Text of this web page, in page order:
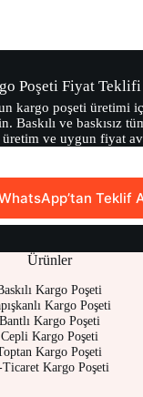
Poşeti Fiyat Teklifi
kargo poşeti üretimi
Baskılı ve baskısız
üretim ve uygun fiyat
Teklif
Ürünler
Kargo Poşeti
Kargo Poşeti
Bantlı Kargo Poşeti
Cepli Kargo Poşeti
Kargo Poşeti
Kargo Poşeti